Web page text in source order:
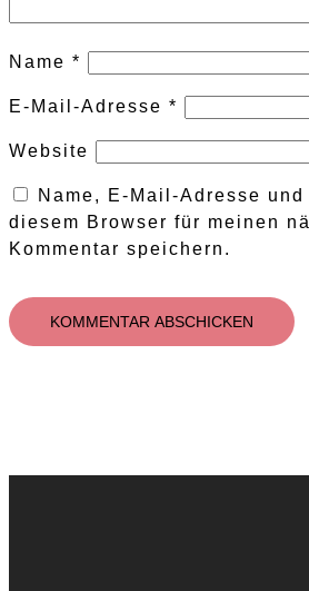
Name *
E-Mail-Adresse *
Website
Name, E-Mail-Adresse
diesem Browser für meinen
Kommentar speichern.